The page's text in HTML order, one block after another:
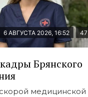
6 АВГУСТА 2026, 16:52 47
Брянского
медицинской